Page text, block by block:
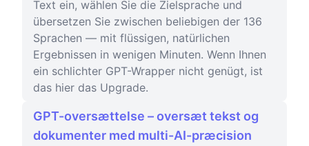
Text ein, wählen Sie die Zielsprache und
übersetzen Sie zwischen beliebigen der 136
Sprachen — mit flüssigen, natürlichen
Ergebnissen in wenigen Minuten. Wenn Ihnen
ein schlichter GPT-Wrapper nicht genügt, ist
das hier das Upgrade.
GPT-oversættelse – oversæt tekst og
dokumenter med multi-AI-præcision